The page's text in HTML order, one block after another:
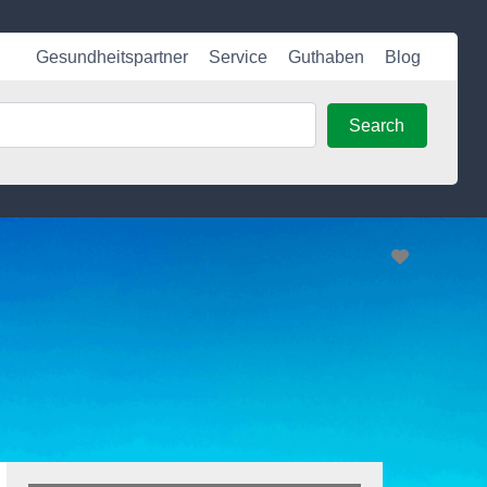
Gesundheitspartner Service Guthaben Blog
Search
Favorite